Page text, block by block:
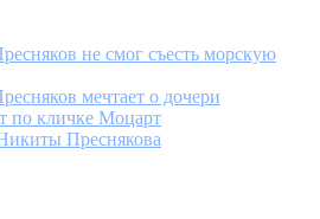
не смог съесть морскую
мечтает о дочери
по кличке Моцарт
Преснякова